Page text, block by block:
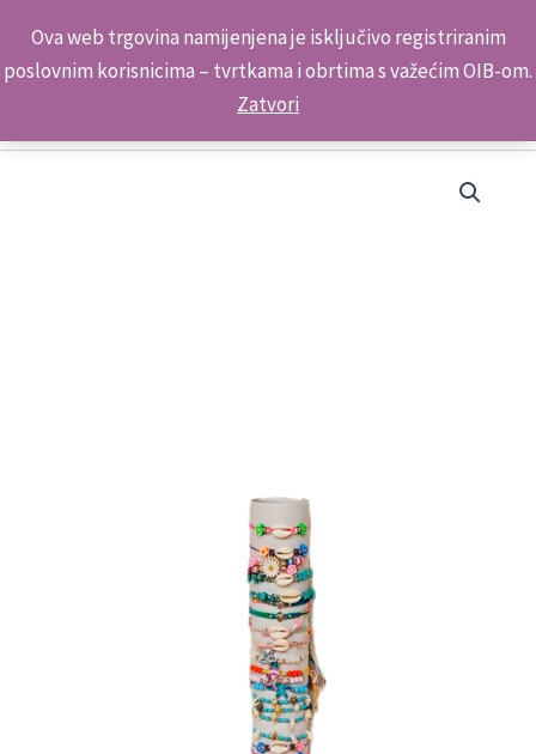
Ova web trgovina namijenjena je isključivo registriranim
poslovnim korisnicima – tvrtkama i obrtima s važećim OIB-om.
Zatvori
content
Kontakt telefon: +385 98 179 3891